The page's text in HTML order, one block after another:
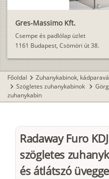
Gres-Massimo Kft.
Csempe és padlólap üzlet
1161 Budapest, Csömöri út 38.
Főoldal chevron_right Zuhanykabinok,
chevron_right Szögletes zuhanykabinok chevron_right
zuhanykabin
Radaway Furo
szögletes
és átlátszó